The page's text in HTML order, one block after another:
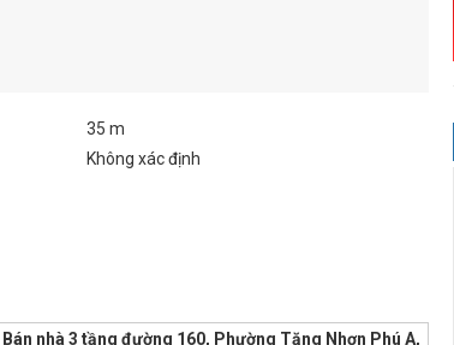
35 m
Không xác định
Bán nhà 3 tầng đường 160, Phường Tăng Nhơn Phú A,